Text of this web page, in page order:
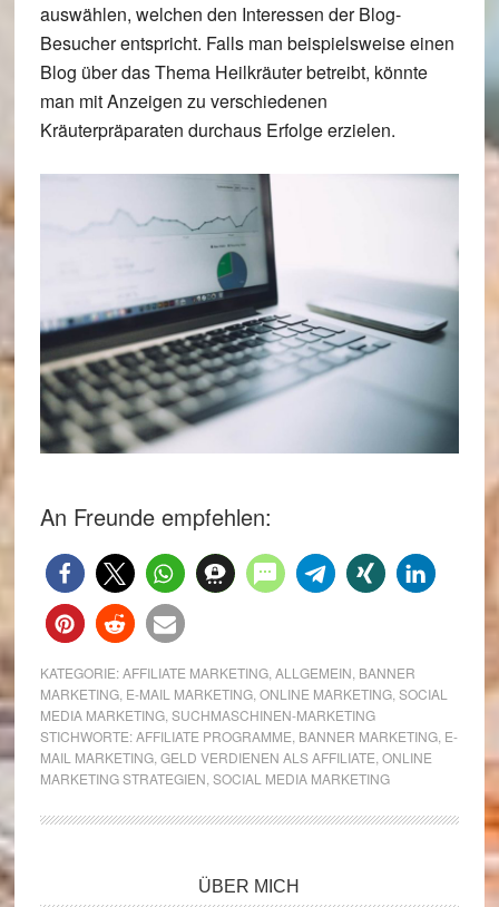
auswählen, welchen den Interessen der Blog-
Besucher entspricht. Falls man beispielsweise einen
Blog über das Thema Heilkräuter betreibt, könnte
man mit Anzeigen zu verschiedenen
Kräuterpräparaten durchaus Erfolge erzielen.
An Freunde empfehlen:
KATEGORIE:AFFILIATE MARKETING, ALLGEMEIN BANNER
MARKETING, E-MAIL MARKETING, ONLINE MARKETING, SOCIAL
MEDIA MARKETING, SUCHMASCHINEN-MARKETING
STICHWORTE:AFFILIATE PROGRAMME BANNER MARKETING, E-
MAIL MARKETING, GELD VERDIENEN ALS AFFILIATE ONLINE
MARKETING STRATEGIEN SOCIAL MEDIA MARKETING
ÜBER MICH